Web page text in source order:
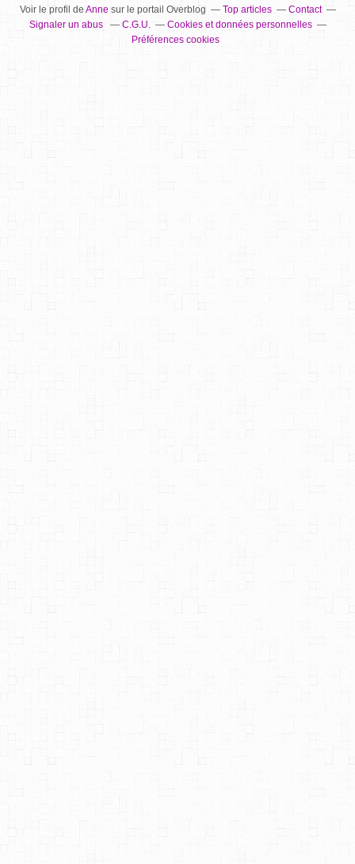
Voir le profil de Annesur le portail Overblog Top articles
Contact
Signaler un abus
C.G.U.
Cookies et données personnelles
Préférences cookies